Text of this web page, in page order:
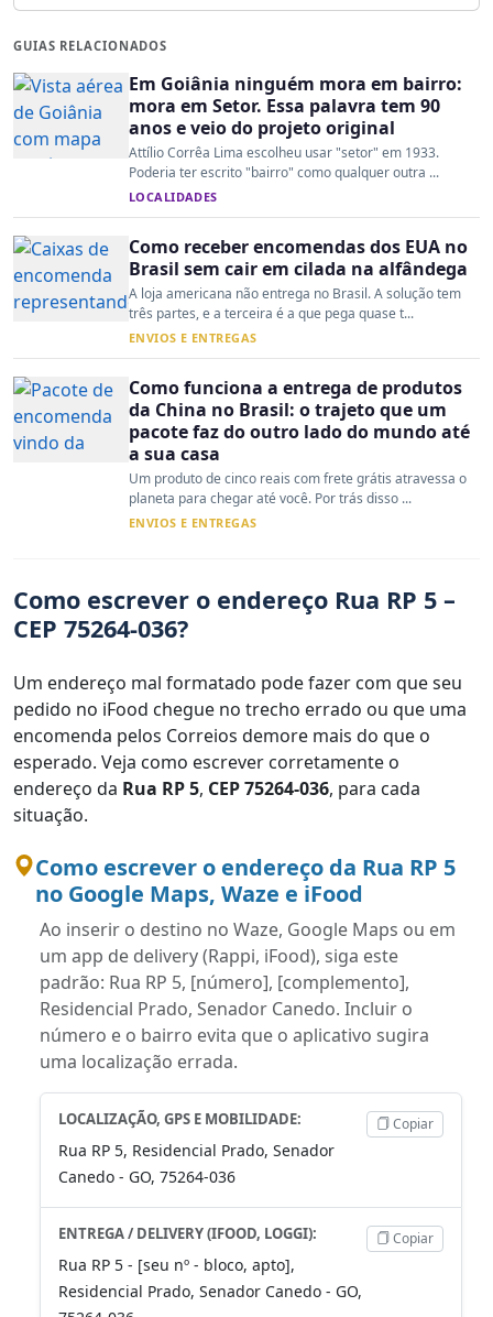
GUIAS RELACIONADOS
Em Goiânia ninguém mora em bairro:
mora em Setor. Essa palavra tem 90
anos e veio do projeto original
Attílio Corrêa Lima escolheu usar "setor" em 1933.
Poderia ter escrito "bairro" como qualquer outra ...
LOCALIDADES
Como receber encomendas dos EUA no
Brasil sem cair em cilada na alfândega
A loja americana não entrega no Brasil. A solução tem
três partes, e a terceira é a que pega quase t...
ENVIOS E ENTREGAS
Como funciona a entrega de produtos
da China no Brasil: o trajeto que um
pacote faz do outro lado do mundo até
a sua casa
Um produto de cinco reais com frete grátis atravessa o
planeta para chegar até você. Por trás disso ...
ENVIOS E ENTREGAS
Como escrever o endereço Rua RP 5 –
CEP 75264-036?
Um endereço mal formatado pode fazer com que seu
pedido no iFood chegue no trecho errado ou que uma
encomenda pelos Correios demore mais do que o
esperado. Veja como escrever corretamente o
endereço da Rua RP 5, CEP 75264-036, para cada
situação.
Como escrever o endereço da Rua RP 5
no Google Maps, Waze e iFood
Ao inserir o destino no Waze, Google Maps ou em
um app de delivery (Rappi, iFood), siga este
padrão: Rua RP 5, [número], [complemento],
Residencial Prado, Senador Canedo. Incluir o
número e o bairro evita que o aplicativo sugira
uma localização errada.
LOCALIZAÇÃO, GPS E MOBILIDADE:
Rua RP 5, Residencial Prado, Senador
Canedo - GO, 75264-036
Copiar
ENTREGA / DELIVERY (IFOOD, LOGGI):
Rua RP 5 - [seu nº - bloco, apto],
Residencial Prado, Senador Canedo - GO,
Copiar